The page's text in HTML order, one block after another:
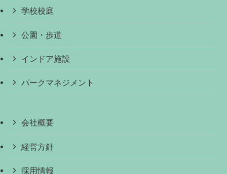
学校校庭
公園・歩道
インドア施設
パークマネジメント
会社概要
経営方針
採用情報